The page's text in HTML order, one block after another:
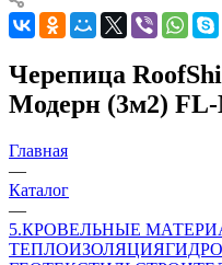
Черепица
Модерн (3м2)
Главная
—
Каталог
—
5.КРОВЕЛЬНЫЕ
ТЕПЛОИЗОЛЯЦИЯ